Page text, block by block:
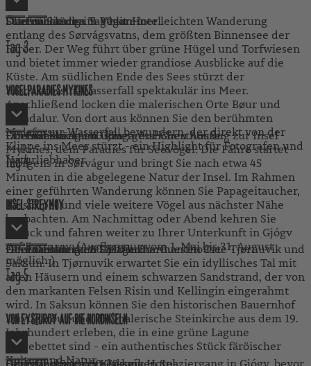
Starten Sie den Tag mit einer leichten Wanderung
entlang des Sørvágsvatns, dem größten Binnensee der
Färöer. Der Weg führt über grüne Hügel und Torfwiesen
und bietet immer wieder grandiose Ausblicke auf die
Küste. Am südlichen Ende des Sees stürzt der
Bøsdalafossur-Wasserfall spektakulär ins Meer.
Anschließend locken die malerischen Orte Bøur und
Gásadalur. Von dort aus können Sie den berühmten
Mulafossur-Wasserfall bewundern, der direkt von der
Klippe ins Meer stürzt - ein Highlight für Fotografen und
Naturliebhaber.
Fahrstrecke: ca. 5-30 km
Übernachtung im Vágar Hotel.
Frühstück
Tag3
VOGELPARADIES MYKINES
Erleben Sie einen unvergesslichen Ausflug zur Insel
Mykines, dem Paradies für Seevögel. Die Fähre startet
morgens in Sørvágur und bringt Sie nach etwa 45
Minuten in die abgelegene Natur der Insel. Im Rahmen
einer geführten Wanderung können Sie Papageitaucher,
Basstölpel und viele weitere Vögel aus nächster Nähe
beobachten. Am Nachmittag oder Abend kehren Sie
zurück und fahren weiter zu Ihrer Unterkunft in Gjógv
auf Eysturoy. (Ausflug nur vom 1. Mai bis 31. August
möglich.)
Fahrstrecke: ca. 80 km
Übernachtung im Gjáagarður Guesthouse.
Frühstück
Tag4
INSEL STREYMOY
Heute entdecken Sie die charmanten Orte Tjørnuvík und
Saksun. In Tjørnuvík erwartet Sie ein idyllisches Tal mit
alten Häusern und einem schwarzen Sandstrand, der von
den markanten Felsen Risin und Kellingin eingerahmt
wird. In Saksun können Sie den historischen Bauernhof
Dúvugarður und die malerische Steinkirche aus dem 19.
Jahrhundert erleben, die in eine grüne Lagune
eingebettet sind - ein authentisches Stück färöischer
Kultur und Natur.
Fahrstrecke: ca. 80-110 km
Übernachtung im Gjáagarður Guesthouse.
Frühstück
Tag5
VON EYSTUROY AUF DIE NORDINSELN